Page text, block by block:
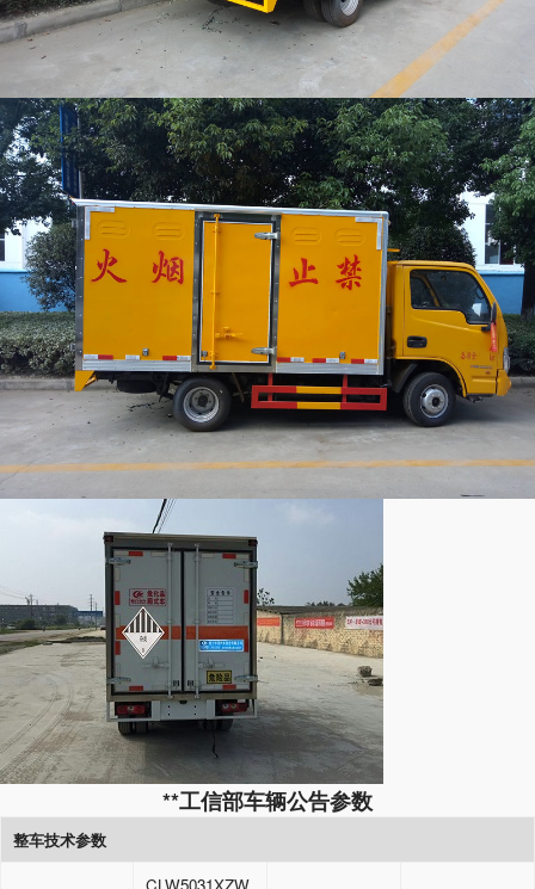
**工信部车辆公告参数
整车技术参数